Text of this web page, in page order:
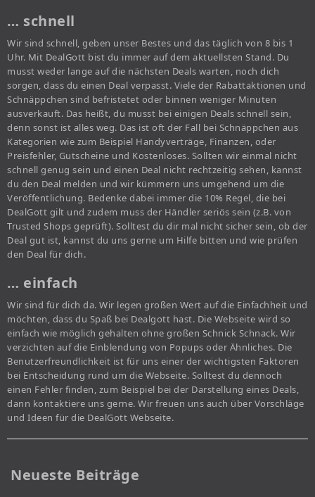
… schnell
Wir sind schnell, geben unser Bestes und das täglich von 8 bis 1
Uhr. Mit DealGott bist du immer auf dem aktuellsten Stand. Du
musst weder lange auf die nächsten Deals warten, noch dich
sorgen, dass du einen Deal verpasst. Viele der Rabattaktionen und
Schnäppchen sind befristetet oder binnen weniger Minuten
ausverkauft. Das heißt, du musst bei einigen Deals schnell sein,
denn sonst ist alles weg. Das ist oft der Fall bei Schnäppchen aus
Kategorien wie zum Beispiel Handyverträge, Finanzen, oder
Preisfehler, Gutscheine und Kostenloses. Sollten wir einmal nicht
schnell genug sein und einen Deal nicht rechtzeitig sehen, kannst
du den Deal melden und wir kümmern uns umgehend um die
Veröffentlichung. Bedenke dabei immer die 10% Regel, die bei
DealGott gilt und zudem muss der Händler seriös sein (z.B. von
Trusted Shops geprüft). Solltest du dir mal nicht sicher sein, ob der
Deal gut ist, kannst du uns gerne um Hilfe bitten und wie prüfen
den Deal für dich.
… einfach
Wir sind für dich da. Wir legen großen Wert auf die Einfachheit und
möchten, dass du Spaß bei Dealgott hast. Die Webseite wird so
einfach wie möglich gehalten ohne großen Schnick Schnack. Wir
verzichten auf die Einblendung von Popups oder Ähnliches. Die
Benutzerfreundlichkeit ist für uns einer der wichtigsten Faktoren
bei Entscheidung rund um die Webseite. Solltest du dennoch
einen Fehler finden, zum Beispiel bei der Darstellung eines Deals,
dann kontaktiere uns gerne. Wir freuen uns auch über Vorschläge
und Ideen für die DealGott Webseite.
Neueste Beiträge